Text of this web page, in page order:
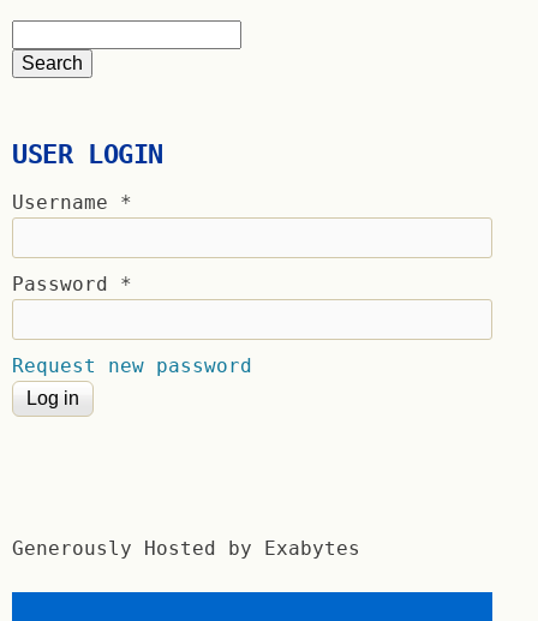
USER LOGIN
Username *
Password *
Request new password
Generously Hosted by Exabytes